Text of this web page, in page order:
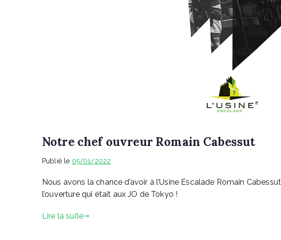
Notre chef ouvreur Romain Cabessut
Publié le 05/01/2022
Nous avons la chance d’avoir à l’Usine Escalade Romain
l’ouverture qui était aux JO de Tokyo !
Lire la suite